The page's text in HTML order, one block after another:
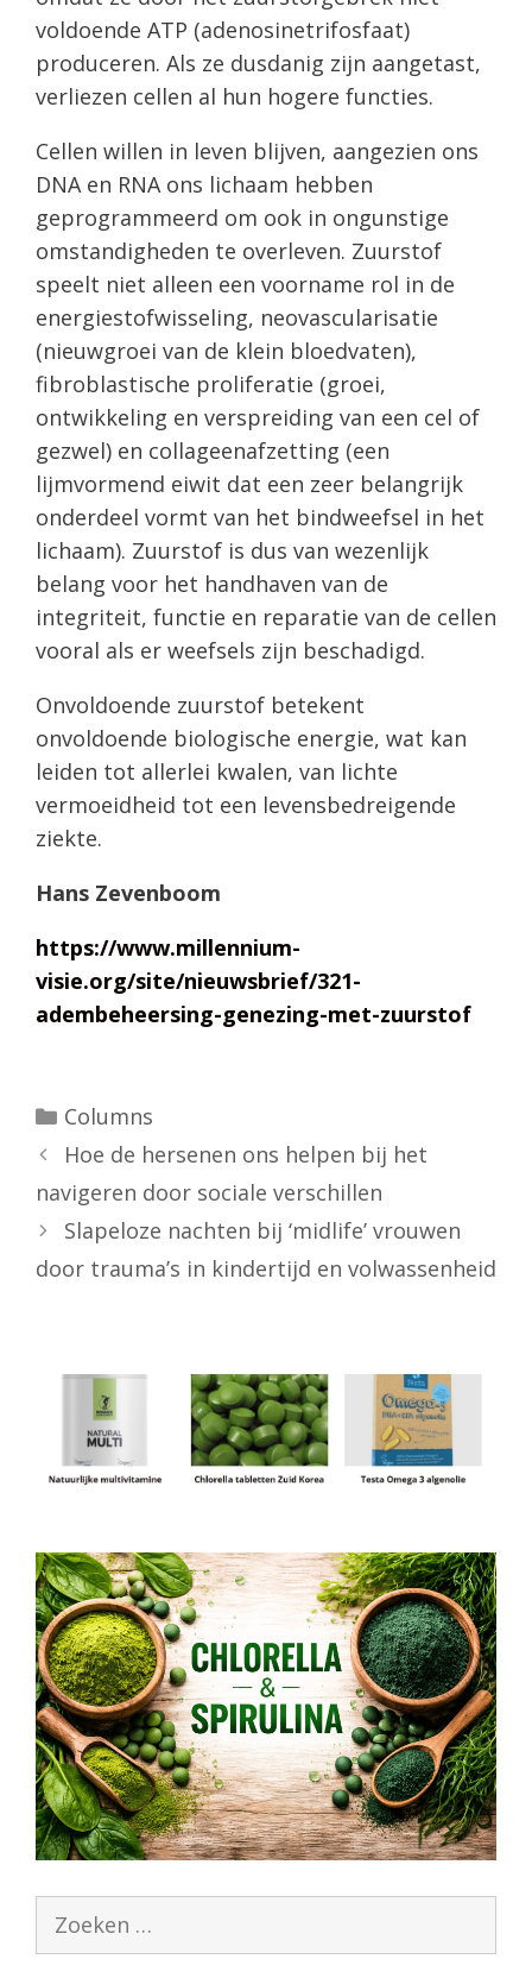
voldoende ATP (adenosinetrifosfaat)
produceren. Als ze dusdanig zijn aangetast,
verliezen cellen al hun hogere functies.
Cellen willen in leven blijven, aangezien ons
DNA en RNA ons lichaam hebben
geprogrammeerd om ook in ongunstige
omstandigheden te overleven. Zuurstof
speelt niet alleen een voorname rol in de
energiestofwisseling, neovascularisatie
(nieuwgroei van de klein bloedvaten),
fibroblastische proliferatie (groei,
ontwikkeling en verspreiding van een cel of
gezwel) en collageenafzetting (een
lijmvormend eiwit dat een zeer belangrijk
onderdeel vormt van het bindweefsel in het
lichaam). Zuurstof is dus van wezenlijk
belang voor het handhaven van de
integriteit, functie en reparatie van de cellen
vooral als er weefsels zijn beschadigd.
Onvoldoende zuurstof betekent
onvoldoende biologische energie, wat kan
leiden tot allerlei kwalen, van lichte
vermoeidheid tot een levensbedreigende
ziekte.
Hans Zevenboom
https://www.millennium-
visie.org/site/nieuwsbrief/321-
adembeheersing-genezing-met-zuurstof
Categorieën
Columns
Hoe de hersenen ons helpen bij het
navigeren door sociale verschillen
Slapeloze nachten bij ‘midlife’ vrouwen
door trauma’s in kindertijd en volwassenheid
Zoek